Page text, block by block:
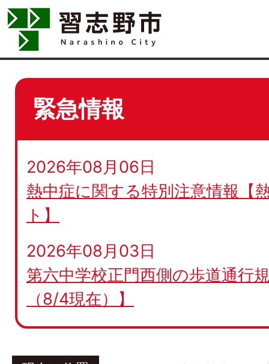
緊急情報
2026年08月06日
熱中症に関する特別注意情報【
ト】
2026年08月03日
第六中学校正門西側の歩道通行
（8/4現在）】